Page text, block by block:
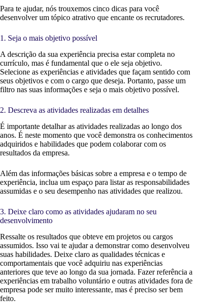
Para te ajudar, nós trouxemos cinco dicas para você
desenvolver um tópico atrativo que encante os recrutadores.
1. Seja o mais objetivo possível
A descrição da sua experiência precisa estar completa no
currículo, mas é fundamental que o ele seja objetivo.
Selecione as experiências e atividades que façam sentido com
seus objetivos e com o cargo que deseja. Portanto, passe um
filtro nas suas informações e seja o mais objetivo possível.
2. Descreva as atividades realizadas em detalhes
É importante detalhar as atividades realizadas ao longo dos
anos. É neste momento que você demonstra os conhecimentos
adquiridos e habilidades que podem colaborar com os
resultados da empresa.
Além das informações básicas sobre a empresa e o tempo de
experiência, inclua um espaço para listar as responsabilidades
assumidas e o seu desempenho nas atividades que realizou.
3. Deixe claro como as atividades ajudaram no seu
desenvolvimento
Ressalte os resultados que obteve em projetos ou cargos
assumidos. Isso vai te ajudar a demonstrar como desenvolveu
suas habilidades. Deixe claro as qualidades técnicas e
comportamentais que você adquiriu nas experiências
anteriores que teve ao longo da sua jornada. Fazer referência a
experiências em trabalho voluntário e outras atividades fora de
empresa pode ser muito interessante, mas é preciso ser bem
feito.